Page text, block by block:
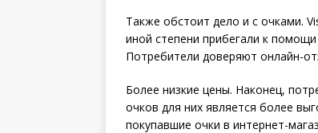
Также обстоит дело и с очками.
иной степени прибегали к
Потребители доверяют онлайн-
Более низкие цены. Наконец,
очков для них является более
покупавшие очки в интернет-